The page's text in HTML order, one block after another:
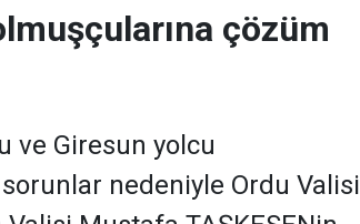
çözüm
ve Giresun yolcu
sorunlar nedeniyle Ordu Valisi